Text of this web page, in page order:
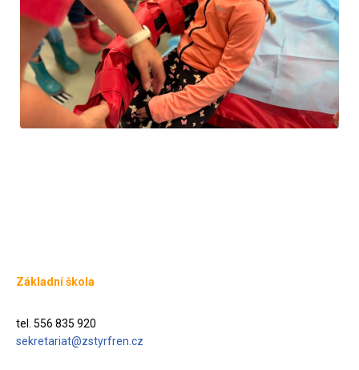
Základní škola
tel. 556 835 920
sekretariat@zstyrfren.cz